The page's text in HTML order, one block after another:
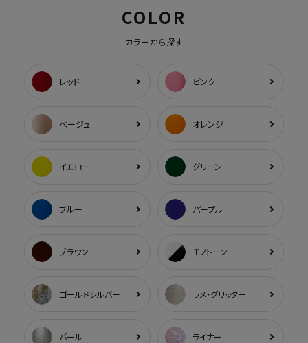
COLOR
カラーから探す
レッド ピンク
ベージュ オレンジ
イエロー グリーン
ブルー パープル
ブラウン モノトーン
ゴールドシルバー ラメ・グリッター
パール ライナー